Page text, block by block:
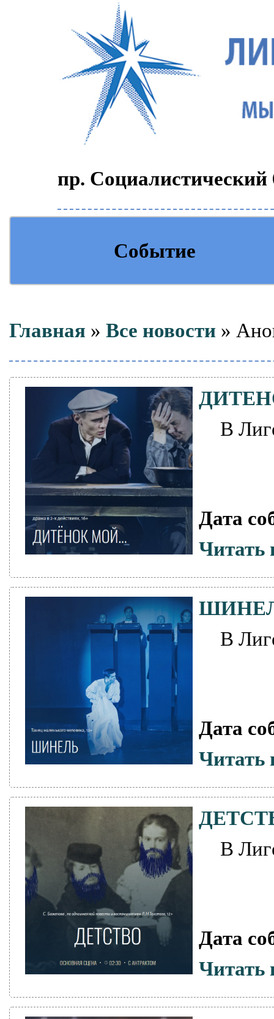
пр. Социалистический
Событие
Главная » Все новости »
В
Дата
Читать
В
Дата
Читать
В
Дата
Читать